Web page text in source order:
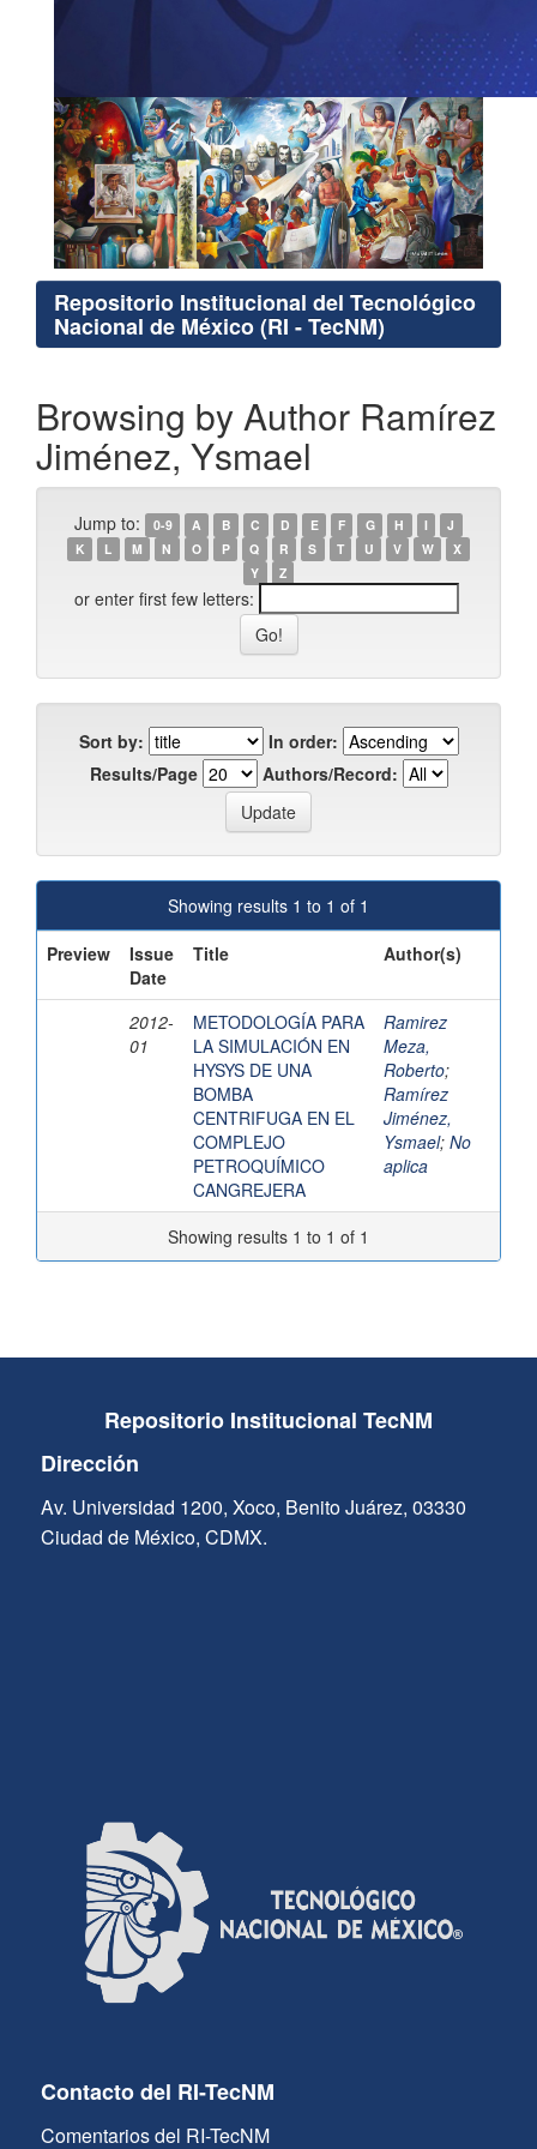
Repositorio Institucional del Tecnológico
Nacional de México (RI - TecNM)
Browsing by Author Ramírez
Jiménez, Ysmael
Jump to: 0-9 A B C D E F G H I
J
K
L M N O P Q R S T U V W
X
Y
Z
or enter first few letters:
Sort by:
In order:
Results/Page
Authors/Record:
Showing results 1 to 1 of 1
Preview
Issue
Date
Title Author(s)
2012-
01
METODOLOGÍA PARA
LA SIMULACIÓN EN
HYSYS DE UNA
BOMBA
CENTRIFUGA EN EL
COMPLEJO
PETROQUÍMICO
CANGREJERA
Ramirez
Meza,
Roberto;
Ramírez
Jiménez,
Ysmael; No
aplica
Showing results 1 to 1 of 1
Repositorio Institucional TecNM
Dirección
Av. Universidad 1200, Xoco, Benito Juárez, 03330
Ciudad de México, CDMX.
Contacto del RI-TecNM
Comentarios del RI-TecNM